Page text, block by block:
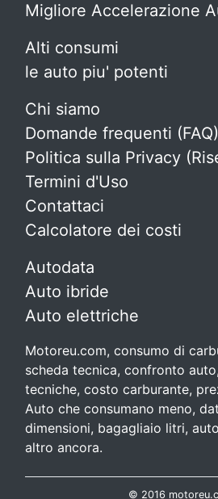
Migliore Accelerazione
Alti consumi
le auto piu' potenti
Chi siamo
Domande frequenti (FAQ)
Politica sulla Privacy
Termini d'Uso
Contattaci
Calcolatore dei costi
Autodata
Auto ibride
Auto elettriche
Motoreu.com, consumo di
scheda tecnica, confronto
tecniche, costo carburante,
Auto che consumano meno,
dimensioni, bagagliaio litri,
altro ancora.
© 2016